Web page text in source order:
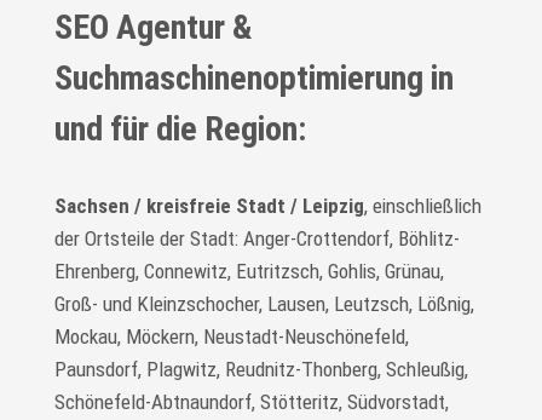
SEO Agentur &
Suchmaschinenoptimierung in
und für die Region:
Sachsen / kreisfreie Stadt / Leipzig, einschließlich
der Ortsteile der Stadt: Anger-Crottendorf, Böhlitz-
Ehrenberg, Connewitz, Eutritzsch, Gohlis, Grünau,
Groß- und Kleinzschocher, Lausen, Leutzsch, Lößnig,
Mockau, Möckern, Neustadt-Neuschönefeld,
Paunsdorf, Plagwitz, Reudnitz-Thonberg, Schleußig,
Schönefeld-Abtnaundorf, Stötteritz, Südvorstadt,